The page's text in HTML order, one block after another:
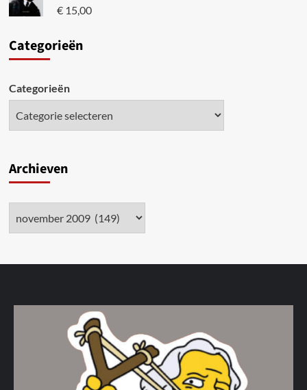
€15,00
Categorieën
Categorieën
Archieven